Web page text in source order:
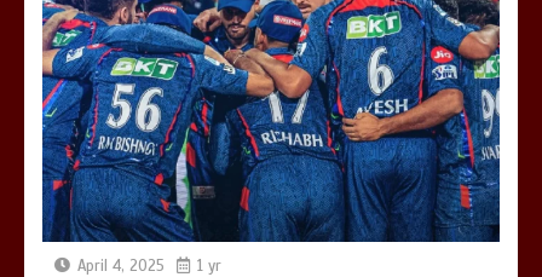
April 4, 2025 1 yr